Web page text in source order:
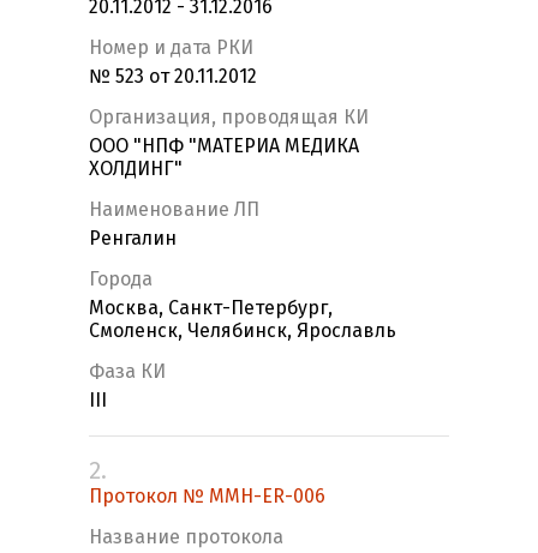
20.11.2012 - 31.12.2016
Номер и дата РКИ
№ 523 от 20.11.2012
Организация, проводящая КИ
ООО "НПФ "МАТЕРИА МЕДИКА
ХОЛДИНГ"
Наименование ЛП
Ренгалин
Города
Москва, Санкт-Петербург,
Смоленск, Челябинск, Ярославль
Фаза КИ
2.
Протокол № MMH-ER-006
Название протокола